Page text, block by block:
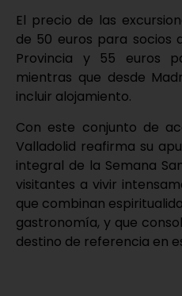
El precio de las
de 50 euros para socios
Provincia y 55 euros
mientras que desde
incluir alojamiento.
Con este conjunto de
Valladolid reafirma su
integral de la Semana
visitantes a vivir
que combinan
gastronomía, y que
destino de referencia en